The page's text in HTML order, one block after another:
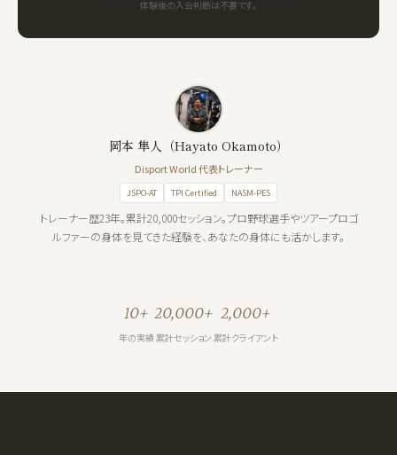
体験後の入会判断は不要です。
岡本 隼人（Hayato Okamoto）
Disport World 代表トレーナー
JSPO-AT TPI Certified NASM-PES
トレーナー歴23年。累計20,000セッション。プロ野球選手やツアープロゴ
ルファーの身体を見てきた経験を、あなたの身体にも活かします。
10+
年の実績
20,000+
累計セッション
2,000+
累計クライアント